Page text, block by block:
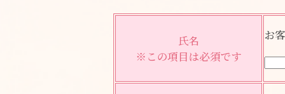
氏名
※この項目は必須です
お